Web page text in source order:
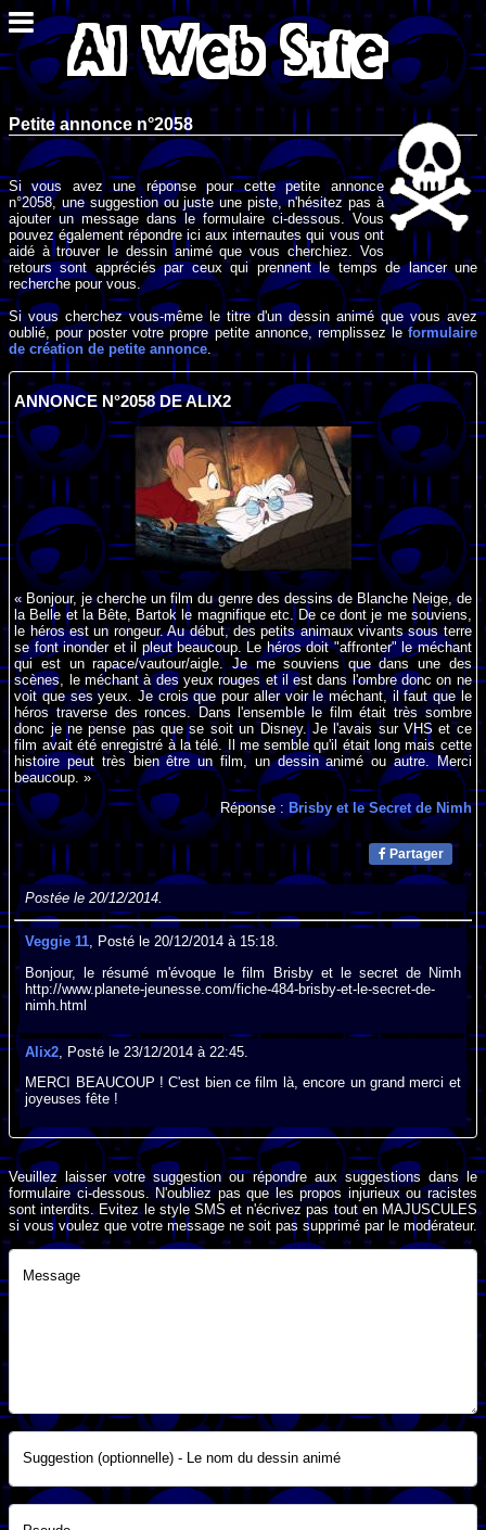
Petite annonce n°2058
Si vous avez une réponse pour cette petite annonce
n°2058, une suggestion ou juste une piste, n'hésitez pas à
ajouter un message dans le formulaire ci-dessous. Vous
pouvez également répondre ici aux internautes qui vous ont
aidé à trouver le dessin animé que vous cherchiez. Vos
retours sont appréciés par ceux qui prennent le temps de lancer une
recherche pour vous.
Si vous cherchez vous-même le titre d'un dessin animé que vous avez
oublié, pour poster votre propre petite annonce, remplissez leformulaire
de création de petite annonce .
ANNONCE N°2058 DE ALIX2
« Bonjour, je cherche un film du genre des dessins de Blanche Neige, de
la Belle et la Bête, Bartok le magnifique etc. De ce dont je me souviens,
le héros est un rongeur. Au début, des petits animaux vivants sous terre
se font inonder et il pleut beaucoup. Le héros doit "affronter" le méchant
qui est un rapace/vautour/aigle. Je me souviens que dans une des
scènes, le méchant à des yeux rouges et il est dans l'ombre donc on ne
voit que ses yeux. Je crois que pour aller voir le méchant, il faut que le
héros traverse des ronces. Dans l'ensemble le film était très sombre
donc je ne pense pas que se soit un Disney. Je l'avais sur VHS et ce
film avait été enregistré à la télé. Il me semble qu'il était long mais cette
histoire peut très bien être un film, un dessin animé ou autre. Merci
beaucoup. »
Réponse : Brisby et le Secret de Nimh
Partager
Postée le 20/12/2014.
Veggie 11, Posté le 20/12/2014 à 15:18.
Bonjour, le résumé m'évoque le film Brisby et le secret de Nimh
http://www.planete-jeunesse.com/fiche-484-brisby-et-le-secret-de-
nimh.html
Alix2, Posté le 23/12/2014 à 22:45.
MERCI BEAUCOUP ! C'est bien ce film là, encore un grand merci et
joyeuses fête !
Veuillez laisser votre suggestion ou répondre aux suggestions dans le
formulaire ci-dessous. N'oubliez pas que les propos injurieux ou racistes
sont interdits. Evitez le style SMS et n'écrivez pas tout en MAJUSCULES
si vous voulez que votre message ne soit pas supprimé par le modérateur.
Message
Suggestion (optionnelle) - Le nom du dessin animé